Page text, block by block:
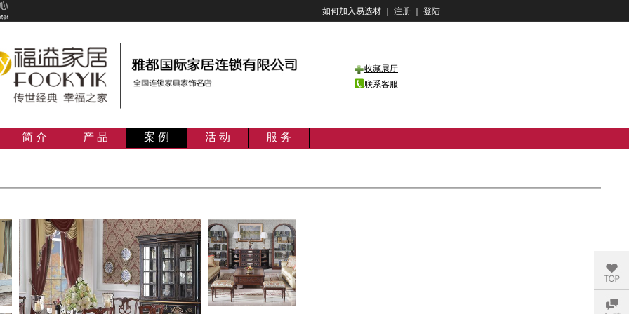
如何加入易选材 ｜注册 ｜登陆
收藏展厅
联系客服
简 介 产 品 案 例 活 动 服 务